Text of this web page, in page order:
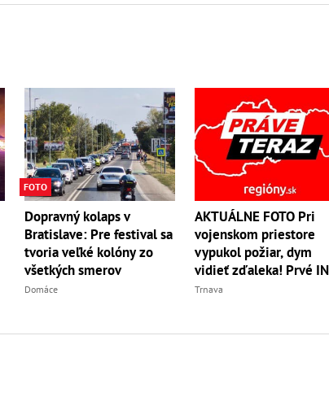
FOTO
Dopravný kolaps v
Bratislave: Pre festival sa
tvoria veľké kolóny zo
všetkých smerov
Domáce
AKTUÁLNE FOTO Pri
vojenskom priestore
vypukol požiar, dym
vidieť zďaleka! Prvé
Trnava